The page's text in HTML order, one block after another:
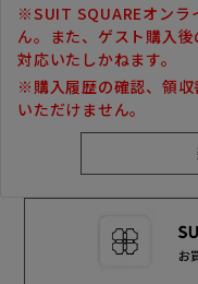
※SUIT SQUAREオンラ
ん。また、ゲスト購入
対応いたしかねます。
※購入履歴の確認、領収
いただけません。